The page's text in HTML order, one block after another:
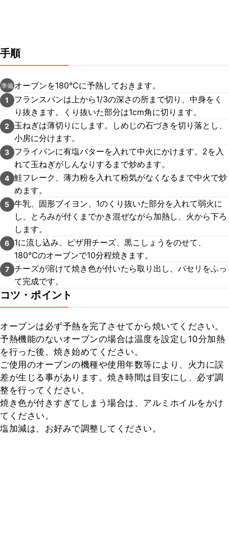
手順
準備 オーブンを180℃に予熱しておきます。
1
フランスパンは上から1/3の深さの所まで切り、中身をく
り抜きます。くり抜いた部分は1cm角に切ります。
2
玉ねぎは薄切りにします。しめじの石づきを切り落とし、
小房に分けます。
3
フライパンに有塩バターを入れて中火にかけます。2を入
れて玉ねぎがしんなりするまで炒めます。
4 鮭フレーク、薄力粉を入れて粉気がなくなるまで中火で炒
めます。
5 牛乳、固形ブイヨン、1のくり抜いた部分を入れて弱火に
し、とろみが付くまでかき混ぜながら加熱し、火から下ろ
します。
6
1に流し込み、ピザ用チーズ、黒こしょうをのせて、
180℃のオーブンで10分程焼きます。
7 チーズが溶けて焼き色が付いたら取り出し、パセリをふっ
て完成です。
コツ・ポイント
オーブンは必ず予熱を完了させてから焼いてください。
予熱機能のないオーブンの場合は温度を設定し10分加熱
を行った後、焼き始めてください。
ご使用のオーブンの機種や使用年数等により、火力に誤
差が生じる事があります。焼き時間は目安にし、必ず調
整を行ってください。
焼き色が付きすぎてしまう場合は、アルミホイルをかけ
てください。
塩加減は、お好みで調整してください。